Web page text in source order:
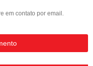
em contato por email.